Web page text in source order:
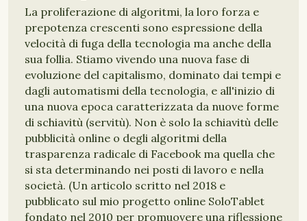
La proliferazione di algoritmi, la loro forza e
prepotenza crescenti sono espressione della
velocità di fuga della tecnologia ma anche della
sua follia. Stiamo vivendo una nuova fase di
evoluzione del capitalismo, dominato dai tempi e
dagli automatismi della tecnologia, e all'inizio di
una nuova epoca caratterizzata da nuove forme
di schiavitù (servitù). Non è solo la schiavitù delle
pubblicità online o degli algoritmi della
trasparenza radicale di Facebook ma quella che
si sta determinando nei posti di lavoro e nella
società. (Un articolo scritto nel 2018 e
pubblicato sul mio progetto online SoloTablet
fondato nel 2010 per promuovere una riflessione